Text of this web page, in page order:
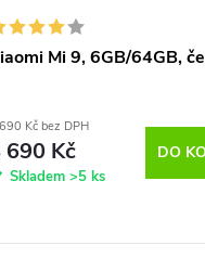
Mi 9, 6GB/64GB,
Kč bez DPH
690 Kč
Skladem >5 ks
DO